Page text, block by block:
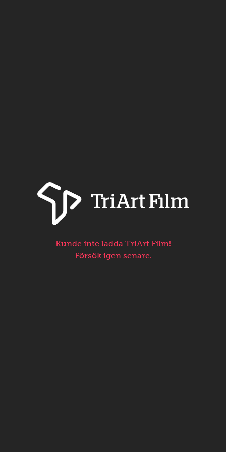
Kunde inte ladda TriArt Film!
Försök igen senare.